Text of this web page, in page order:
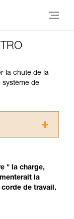
la chute de la
système de
les
pour
" la charge,
la
de travail.